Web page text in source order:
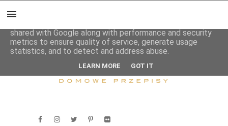
This site uses cookies from Google to deliver its services
shared with Google along with performance and security
metrics to ensure quality of service, generate usage
statistics, and to detect and address abuse.
LEARN MORE GOT IT